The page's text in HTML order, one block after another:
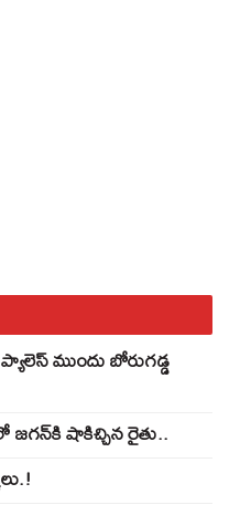
ముందు బోరుగడ్డ
షాకిచ్చిన రైతు..